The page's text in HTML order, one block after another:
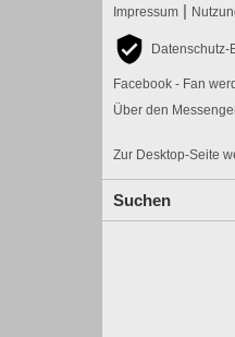
Impressum |
Datenschutz-
Facebook - Fan
Über den
Zur Desktop-Seite
Suchen